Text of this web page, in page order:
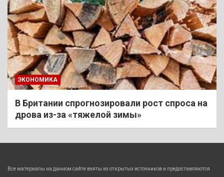
ЭКОНОМИКА
В Британии спрогнозировали рост спроса на
дрова из-за «тяжелой зимы»
Все материалы на данном сайте взяты из открытых источников и предоставляются